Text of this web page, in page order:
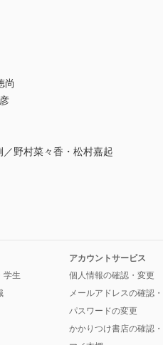
尚
野村菜々香・松村嘉起
学生
アカウントサービス
個人情報の確認・変更
メールアドレスの確認
パスワードの変更
かかりつけ書店の確認